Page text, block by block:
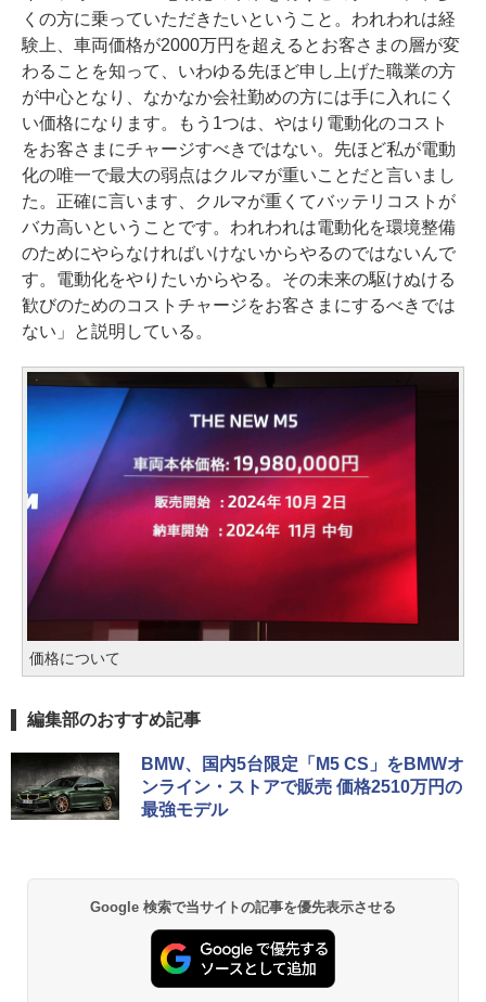
くの方に乗っていただきたいということ。われわれは経
験上、車両価格が2000万円を超えるとお客さまの層が変
わることを知って、いわゆる先ほど申し上げた職業の方
が中心となり、なかなか会社勤めの方には手に入れにく
い価格になります。もう1つは、やはり電動化のコスト
をお客さまにチャージすべきではない。先ほど私が電動
化の唯一で最大の弱点はクルマが重いことだと言いまし
た。正確に言います、クルマが重くてバッテリコストが
バカ高いということです。われわれは電動化を環境整備
のためにやらなければいけないからやるのではないんで
す。電動化をやりたいからやる。その未来の駆けぬける
歓びのためのコストチャージをお客さまにするべきでは
ない」と説明している。
価格について
編集部のおすすめ記事
BMW、国内5台限定「M5 CS」をBMWオ
ンライン・ストアで販売 価格2510万円の
最強モデル
Google 検索で当サイトの記事を優先表示させる